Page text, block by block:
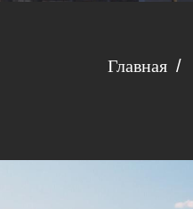
Главная /